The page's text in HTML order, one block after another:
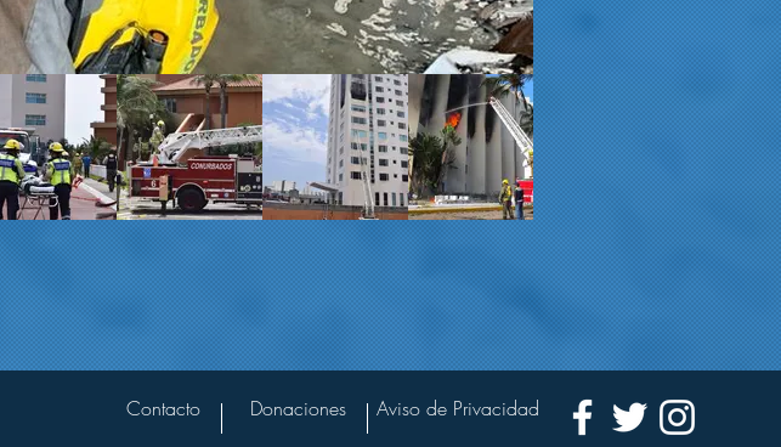
Contacto Donaciones Aviso de Privacidad